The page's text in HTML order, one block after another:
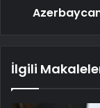
İlgili